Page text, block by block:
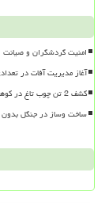
امنیت گردشگران و صیانت
آغاز مدیریت آفات در
کشف 2 تن چوب تاغ در کوهپایه اصفهان طی 24 ساعت اخیر 8 نفر دستگیر شدند
ساخت وساز در جنگل